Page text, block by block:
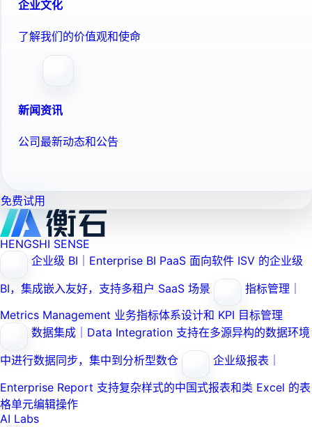
企业文化
了解我们的价值观和使命
新闻资讯
公司最新动态和公告
免费试用
HENGSHI SENSE
企业级 BI｜Enterprise BI PaaS 面向软件 ISV 的企业级
BI，集成嵌入友好，支持多租户 SaaS 场景
指标管理｜
Metrics Management 业务指标体系设计和 KPI 目标管理
数据集成｜Data Integration 支持在多源异构的数据环境
中进行数据同步，集中到分析型数仓
企业级报表｜
Enterprise Report 支持复杂样式的中国式报表和类 Excel 的表
格单元编辑操作
AI Labs